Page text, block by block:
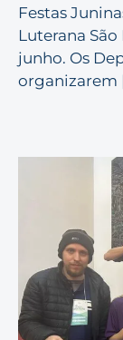
Festas
Luterana
junho. Os
organizarem